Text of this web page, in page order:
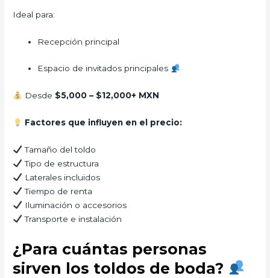
Ideal para:
Recepción principal
Espacio de invitados principales
Desde $5,000 – $12,000+ MXN
Factores que influyen en el precio:
Tamaño del toldo
Tipo de estructura
Laterales incluidos
Tiempo de renta
Iluminación o accesorios
Transporte e instalación
¿Para cuántas personas
sirven los toldos de boda?